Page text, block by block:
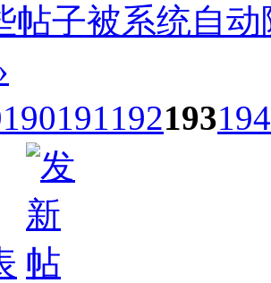
帖子被系统自
190191192193194